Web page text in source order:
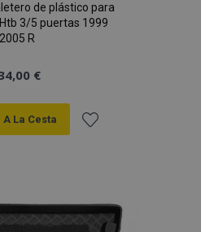
de plástico para
3/5 puertas 1999
R
€
La Cesta
Lista